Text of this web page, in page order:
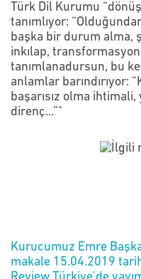
Türk Dil Kurumu
tanımlıyor:
başka bir durum alma,
inkılap,
tanımlanadursun, bu
anlamlar barındırıyor:
başarısız olma
direnç...”"
Kurucumuz Emre
makale 15.04.2019